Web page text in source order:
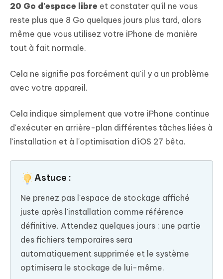
20 Go d'espace libre et constater qu'il ne vous
reste plus que 8 Go quelques jours plus tard, alors
même que vous utilisez votre iPhone de manière
tout à fait normale.
Cela ne signifie pas forcément qu'il y a un problème
avec votre appareil.
Cela indique simplement que votre iPhone continue
d'exécuter en arrière-plan différentes tâches liées à
l'installation et à l'optimisation d'iOS 27 bêta.
Astuce :
Ne prenez pas l'espace de stockage affiché
juste après l'installation comme référence
définitive. Attendez quelques jours : une partie
des fichiers temporaires sera
automatiquement supprimée et le système
optimisera le stockage de lui-même.